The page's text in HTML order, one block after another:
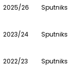
2025/26 Sputniks
2023/24 Sputniks
2022/23 Sputniks